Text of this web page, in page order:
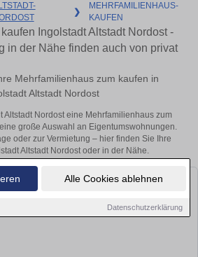
Alle Cookies ablehnen
Datenschutzerklärung
❯
MEHRFAMILIENHAUS-
KAUFEN
Ingolstadt Altstadt Nordost -
in der Nähe finden auch von privat
Mehrfamilienhaus zum kaufen in
Altstadt Nordost
Altstadt Nordost eine Mehrfamilienhaus zum
große Auswahl an Eigentumswohnungen.
oder zur Vermietung – hier finden Sie Ihre
Altstadt Nordost oder in der Nähe.